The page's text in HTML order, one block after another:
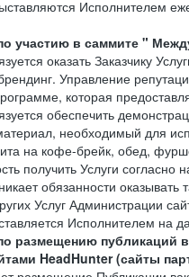
Исполнителем
участию в саммите "
оказать Заказчику
Управление
которая
обеспечить
необходимый для
на кофе-брейк, обед,
получить Услуги
обязанности
Услуг Администрации
Исполнителем на
размещению
HeadHunter (сайты